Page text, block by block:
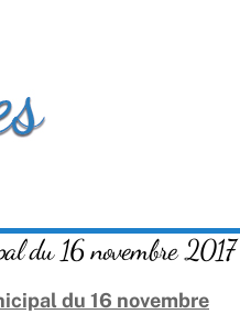
du 16 novembre 2017
du 16 novembre